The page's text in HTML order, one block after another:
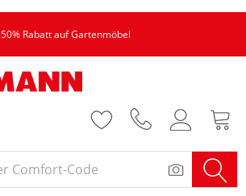
50% Rabatt auf Gartenmöbel